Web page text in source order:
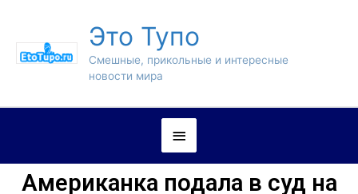
Это Тупо
Смешные, прикольные и интересные
новости мира
Американка подала в суд на